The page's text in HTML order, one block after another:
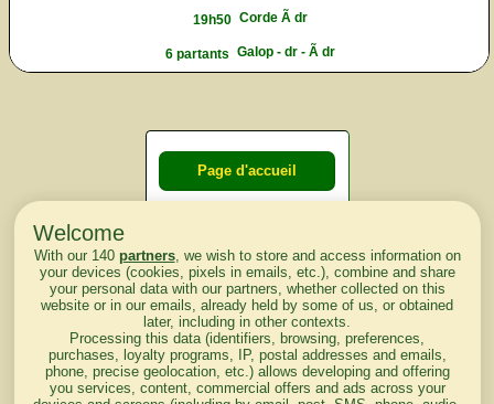
19h50 Corde Ã dr
6 partants Galop - dr - Ã dr
Page d'accueil
lendemain
Courses
d'aujourd'hui
Welcome
With our 140 partners, we wish to store and access information on
your devices (cookies, pixels in emails, etc.), combine and share
your personal data with our partners, whether collected on this
website or in our emails, already held by some of us, or obtained
later, including in other contexts.
Processing this data (identifiers, browsing, preferences,
purchases, loyalty programs, IP, postal addresses and emails,
phone, precise geolocation, etc.) allows developing and offering
you services, content, commercial offers and ads across your